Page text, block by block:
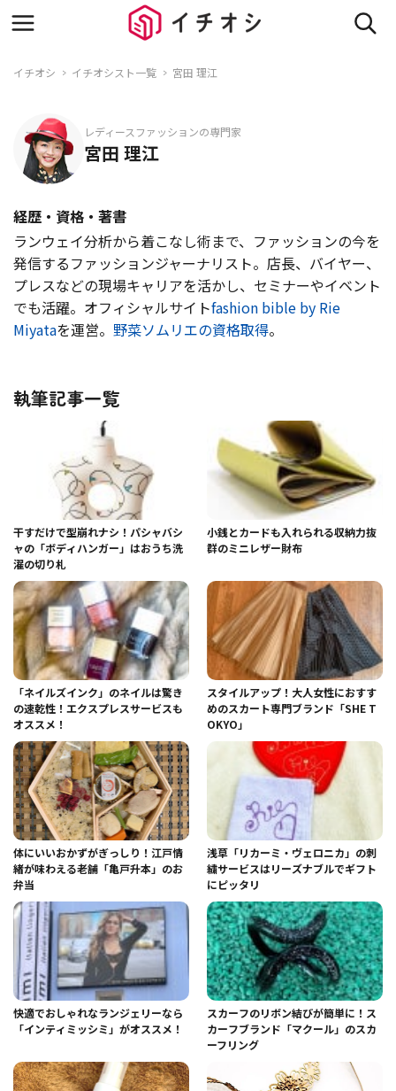
イチオシ イチオシスト一覧 宮田 理江
レディースファッションの専門家
宮田 理江
経歴・資格・著書
ランウェイ分析から着こなし術まで、ファッションの今を
発信するファッションジャーナリスト。店長、バイヤー、
プレスなどの現場キャリアを活かし、セミナーやイベント
でも活躍。オフィシャルサイトfashion bible by Rie
Miyataを運営。 野菜ソムリエの資格取得。
執筆記事一覧
干すだけで型崩れナシ！パシャバシ
ャの「ボディハンガー」はおうち洗
濯の切り札
小銭とカードも入れられる収納力抜
群のミニレザー財布
「ネイルズインク」のネイルは驚き
の速乾性！エクスプレスサービスも
オススメ！
スタイルアップ！大人女性におすす
めのスカート専門ブランド「SHE T
OKYO」
体にいいおかずがぎっしり！江戸情
緒が味わえる老舗「亀戸升本」のお
弁当
浅草「リカーミ・ヴェロニカ」の刺
繍サービスはリーズナブルでギフト
にピッタリ
快適でおしゃれなランジェリーなら
「インティミッシミ」がオススメ！
スカーフのリボン結びが簡単に！ス
カーフブランド「マクール」のスカ
ーフリング